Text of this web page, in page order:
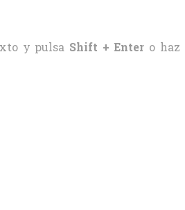
y pulsa Shift + Enter o haz